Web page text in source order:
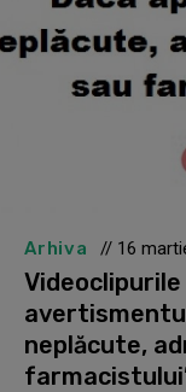
Arhiva // 16
neplăcute,